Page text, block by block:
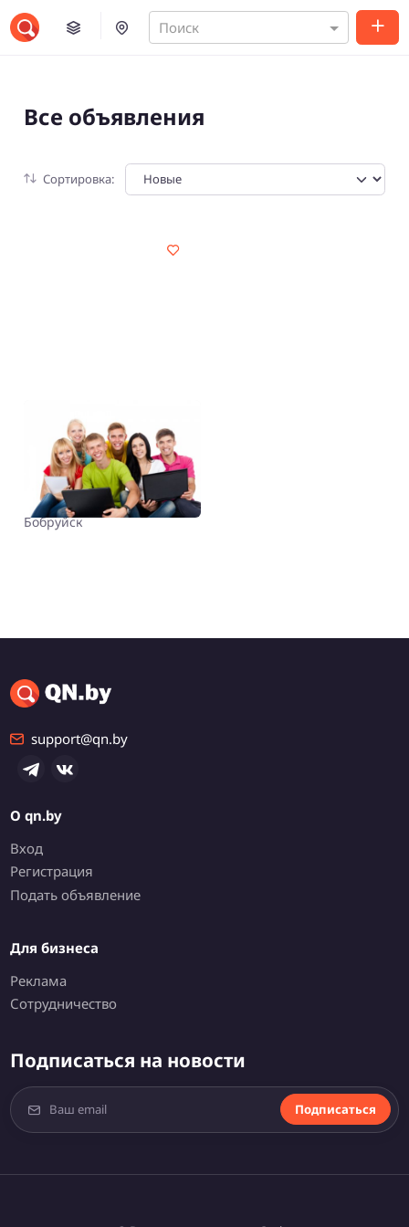
Поиск
Все объявления
Сортировка:
Договорная
Заказ контрольных
работ, написание
курсовых в Бобруйске
Могилевская обл.,
Бобруйск
support@qn.by
О qn.by
Вход
Регистрация
Подать объявление
Для бизнеса
Реклама
Сотрудничество
Подписаться на новости
Подписаться